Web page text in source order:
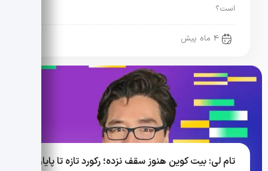
است؟
4 ماه پیش
تام لی: بیت کوین هنوز سقف نزده؛ رکورد تازه تا پایان